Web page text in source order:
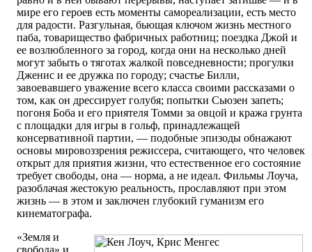
мире его героев есть моменты самореализации, есть место
для радости. Разгульная, бьющая ключом жизнь местного
паба, товарищество фабричных работниц; поездка Джой и
ее возлюбленного за город, когда они на несколько дней
могут забыть о тяготах жалкой повседневности; прогулки
Дженис и ее дружка по городу; счастье Билли,
завоевавшего уважение всего класса своими рассказами о
том, как он дрессирует голубя; попытки Сьюзен запеть;
погоня Боба и его приятеля Томми за овцой и кража грунта
с площадки для игры в гольф, принадлежащей
консервативной партии, — подобные эпизоды обнажают
основы мировоззрения режиссера, считающего, что человек
открыт для приятия жизни, что естественное его состояние
требует свободы, она — норма, а не идеал. Фильмы Лоуча,
разоблачая жестокую реальность, прославляют при этом
жизнь — в этом и заключен глубокий гуманизм его
кинематографа.
«Земля и